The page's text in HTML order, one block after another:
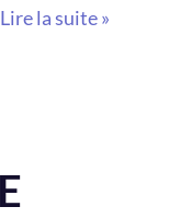
Lire la suite »